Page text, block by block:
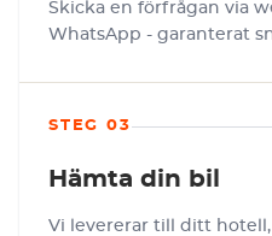
Skicka en förfrågan via
WhatsApp - garanterat
STEG 03
Hämta din bil
Vi levererar till ditt